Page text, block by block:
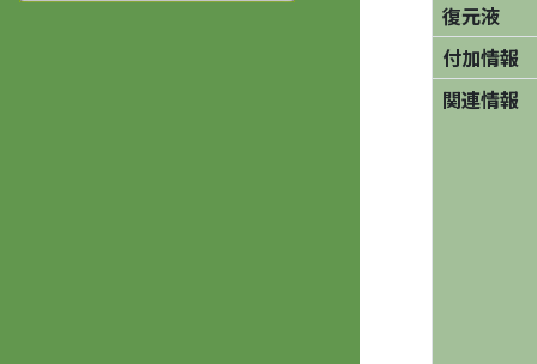
復元液
付加情報
関連情報